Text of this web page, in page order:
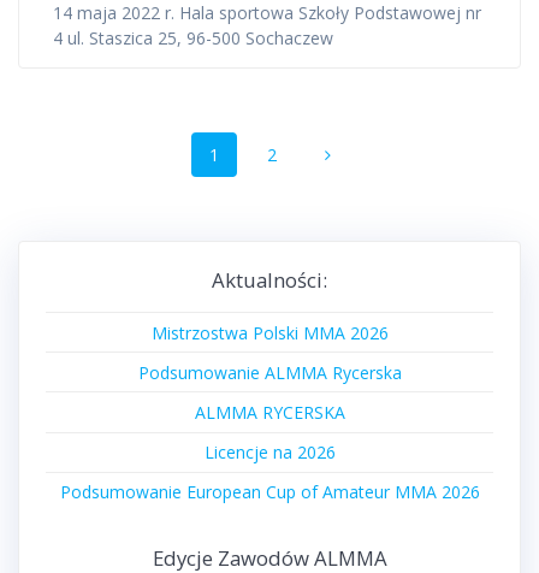
14 maja 2022 r. Hala sportowa Szkoły Podstawowej nr
4 ul. Staszica 25, 96-500 Sochaczew
NawigacjaStrona
1 Strona
2
Aktualności:
Mistrzostwa Polski MMA 2026
Podsumowanie ALMMA Rycerska
ALMMA RYCERSKA
Licencje na 2026
Podsumowanie European Cup of Amateur MMA 2026
Edycje Zawodów ALMMA